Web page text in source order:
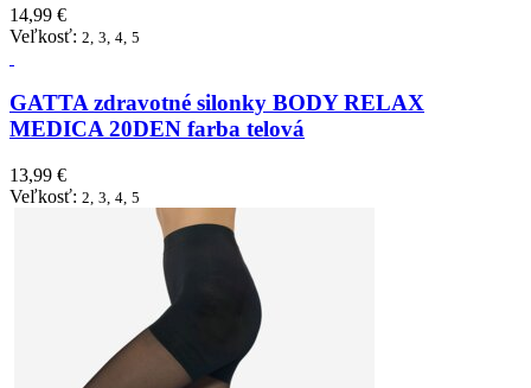
14,99 €
Veľkosť: 2, 3, 4, 5
GATTA zdravotné silonky BODY RELAX
MEDICA 20DEN farba telová
13,99 €
Veľkosť: 2, 3, 4, 5